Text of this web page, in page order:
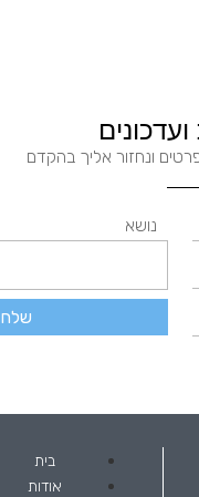
ונחזור אליך בהקדם
נושא
שלח
בית
אודות